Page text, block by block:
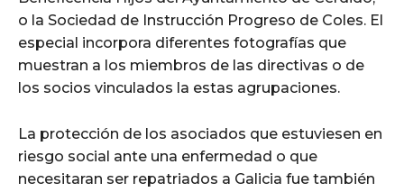
o la Sociedad de Instrucción Progreso de Coles. El
especial incorpora diferentes fotografías que
muestran a los miembros de las directivas o de
los socios vinculados la estas agrupaciones.
La protección de los asociados que estuviesen en
riesgo social ante una enfermedad o que
necesitaran ser repatriados a Galicia fue también